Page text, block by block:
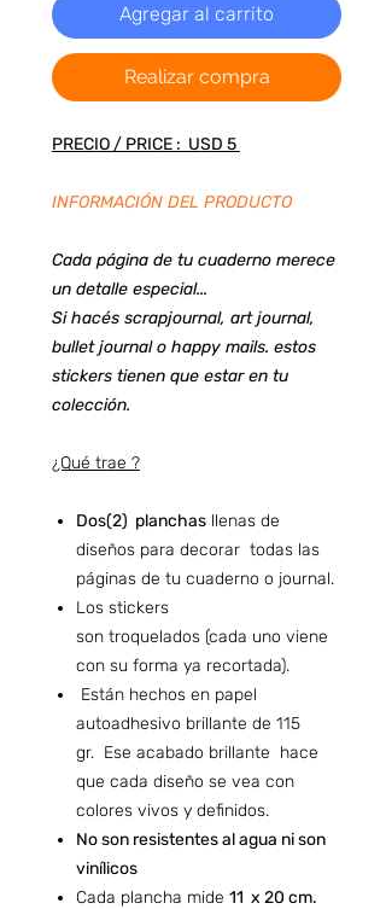
Agregar al carrito
Realizar compra
PRECIO / PRICE : USD 5
INFORMACIÓN DEL PRODUCTO
Cada página de tu cuaderno merece
un detalle especial...
Si hacés scrapjournal, art journal,
bullet journal o happy mails. estos
stickers tienen que estar en tu
colección.
¿Qué trae ?
Dos(2) planchas llenas de
diseños para decorar todas las
páginas de tu cuaderno o journal.
Los stickers
son troquelados (cada uno viene
con su forma ya recortada).
Están hechos en papel
autoadhesivo brillante de 115
gr. Ese acabado brillante hace
que cada diseño se vea con
colores vivos y definidos.
No son resistentes al agua ni son
vinílicos
Cada plancha mide 11 x 20 cm.